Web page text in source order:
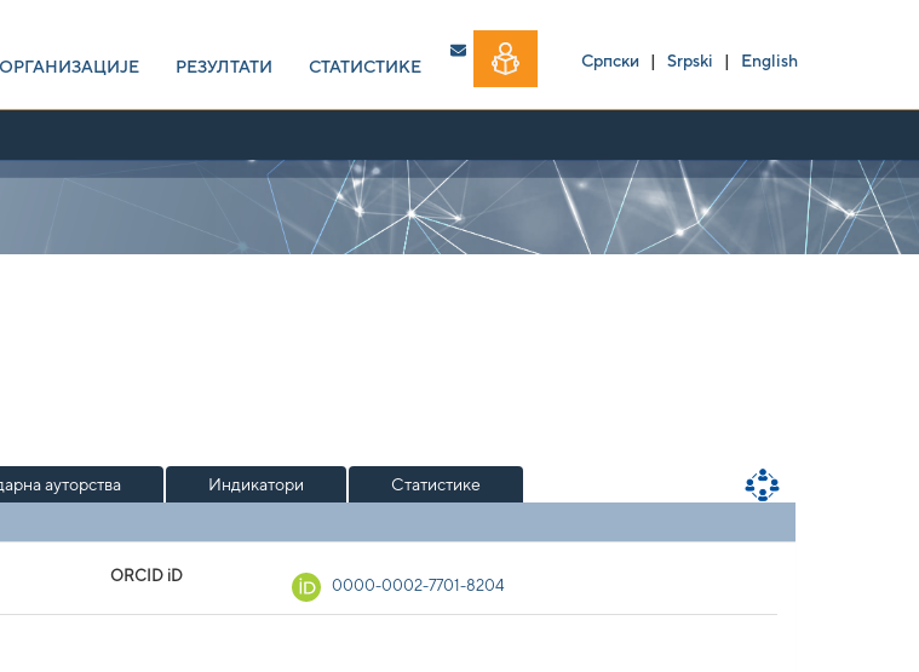
ОРГАНИЗАЦИЈЕ РЕЗУЛТАТИ СТАТИСТИКЕ Српски |Srpski | English
ауторства Индикатори Статистике
ORCID iD
0000-0002-7701-8204